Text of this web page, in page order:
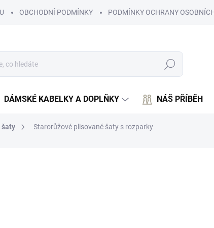
OBCHODNÍ PODMÍNKY PODMÍNKY OCHRANY
Hledat
DÁMSKÉ KABELKY A DOPLŇKY NÁŠ PŘÍBĚH
šaty Starorůžové plisované šaty s rozparky